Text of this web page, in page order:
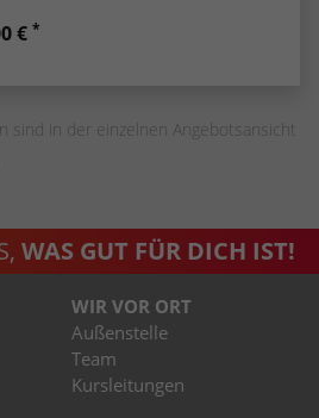
€ *
sind in der einzelnen Angebotsansicht
WAS GUT FÜR DICH IST!
WIR VOR ORT
Außenstelle
Team
Kursleitungen